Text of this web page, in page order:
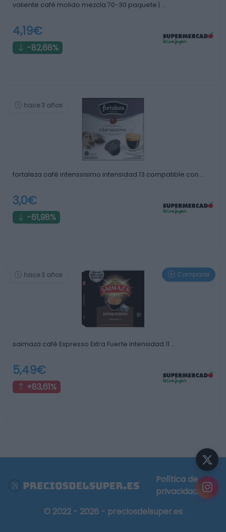
valiente café molido mezcla 70-30 paquete | …
4,19€
-82,68%
hace 3 años
fortaleza café intenssisimo intensidad 13 compatible con …
3,0€
-61,98%
hace 3 años Comparar
saimaza café Espresso Extra Fuerte intensidad 11 …
5,49€
+83,61%
Política de
privacidad
© 2022 - 2026 - preciosdelsuper.es